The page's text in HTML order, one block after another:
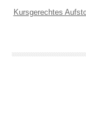
Kursgerechtes